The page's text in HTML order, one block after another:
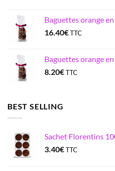
Baguettes orange
16.40€TTC
Baguettes orange
8.20€TTC
BEST SELLING
Sachet Florentins
3.40€TTC